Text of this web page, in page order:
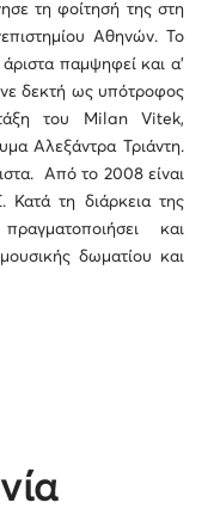
τη φοίτησή της στη
Αθηνών. Το
παμψηφεί και α'
δεκτή ως υπότροφος
του Milan Vitek,
Αλεξάντρα Τριάντη.
Από το 2008 είναι
Κατά τη διάρκεια της
και
δωματίου και